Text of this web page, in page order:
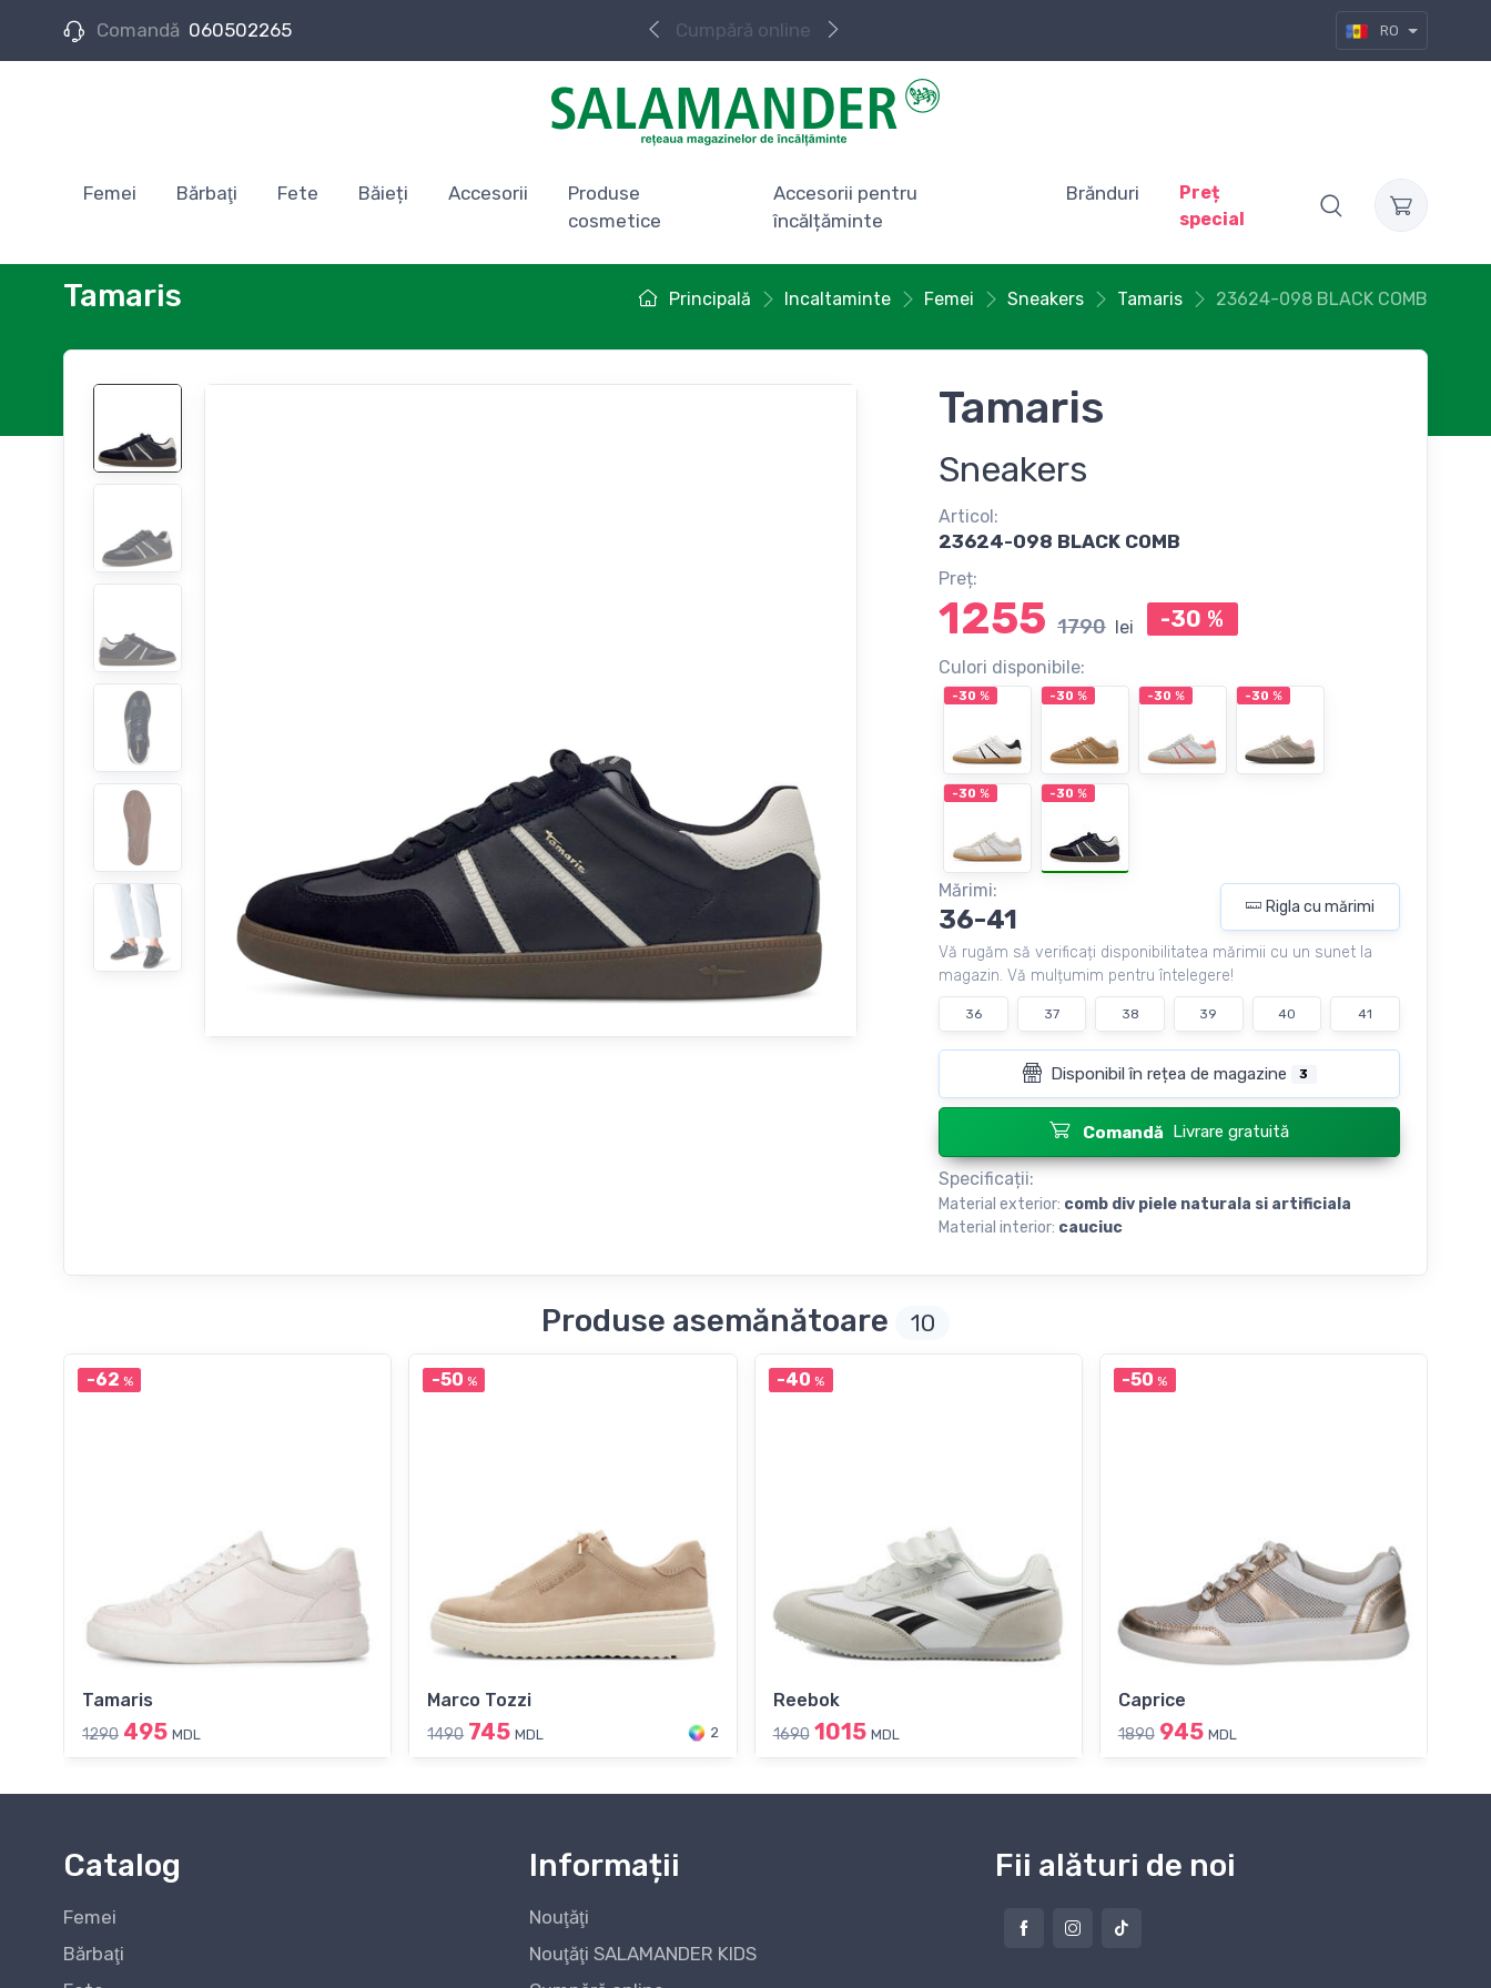
Comandă 060502265 Cumpără online RO
Femei Bărbaţi Fete Băieți Accesorii
Produse
cosmetice
Accesorii pentru
încălțăminte
Brănduri
Preț
special
Principală Incaltaminte Femei Sneakers Tamaris 23624-098 BLACK COMB
Tamaris
Tamaris
Sneakers
Articol:
23624-098 BLACK COMB
Preț:
1255 1790 lei -30 %
Culori disponibile:
-30 % -30 % -30 % -30 %
-30 % -30 %
Mărimi:
36-41 Rigla cu mărimi
Vă rugăm să verificați disponibilitatea mărimii cu un sunet la
magazin. Vă mulțumim pentru întelegere!
36 37 38 39 40 41
Disponibil în rețea de magazine 3
Comandă Livrare gratuită
Specificații:
Material exterior: сomb div piele naturala si artificiala
Material interior: cauciuc
Produse asemănătoare 10
-62 %
Tamaris
1290 495 MDL
-50 %
Marco Tozzi
1490 745 MDL 2
-40 %
Reebok
1690 1015 MDL
-50 %
Caprice
1890 945 MDL
Catalog
Femei
Bărbaţi
Informații
Nouţăţi
Nouţăţi SALAMANDER KIDS
Fii alături de noi